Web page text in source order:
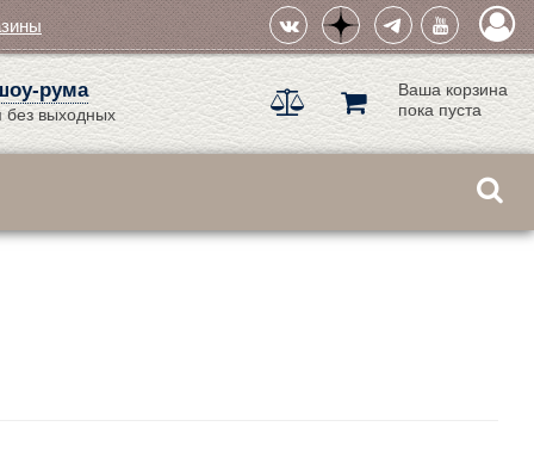
рума
без выходных
Ваша корзина
пока пуста